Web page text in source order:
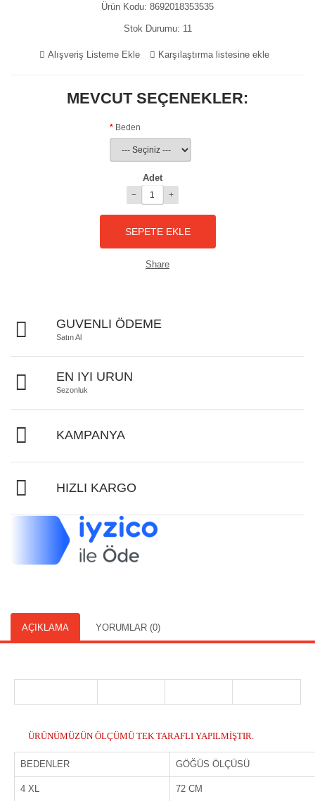
Ürün Kodu: 8692018353535
Stok Durumu: 11
Alışveriş Listeme Ekle Karşılaştırma listesine ekle
MEVCUT SEÇENEKLER:
Beden
Adet
− +
Share
GUVENLI ÖDEME
Satın Al
EN IYI URUN
Sezonluk
KAMPANYA
HIZLI KARGO
AÇIKLAMA YORUMLAR (0)
ÜRÜNÜMÜZÜN ÖLÇÜMÜ TEK TARAFLI YAPILMİŞTIR.
BEDENLER GÖĞÜS ÖLÇÜSÜ
4 XL 72 CM